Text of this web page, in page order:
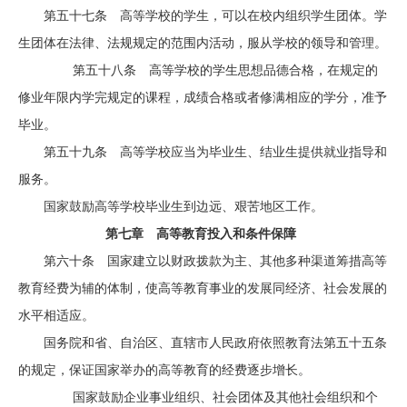
第五十七条 高等学校的学生，可以在校内组织学生团体。学
生团体在法律、法规规定的范围内活动，服从学校的领导和管理。
第五十八条 高等学校的学生思想品德合格，在规定的
修业年限内学完规定的课程，成绩合格或者修满相应的学分，准予
毕业。
第五十九条 高等学校应当为毕业生、结业生提供就业指导和
服务。
国家鼓励高等学校毕业生到边远、艰苦地区工作。
第七章 高等教育投入和条件保障
第六十条 国家建立以财政拨款为主、其他多种渠道筹措高等
教育经费为辅的体制，使高等教育事业的发展同经济、社会发展的
水平相适应。
国务院和省、自治区、直辖市人民政府依照教育法第五十五条
的规定，保证国家举办的高等教育的经费逐步增长。
国家鼓励企业事业组织、社会团体及其他社会组织和个